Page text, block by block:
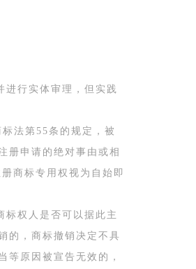
进行实体审理，但实践
法第55条的规定，被
册申请的绝对事由或相
商标专用权视为自始即
标权人是否可以据此主
的，商标撤销决定不具
等原因被宣告无效的，